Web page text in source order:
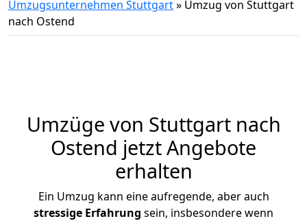
Umzugsunternehmen Stuttgart» Umzug von Stuttgart
nach Ostend
Umzüge von Stuttgart nach
Ostend jetzt Angebote
erhalten
Ein Umzug kann eine aufregende, aber auch
stressige Erfahrung sein, insbesondere wenn